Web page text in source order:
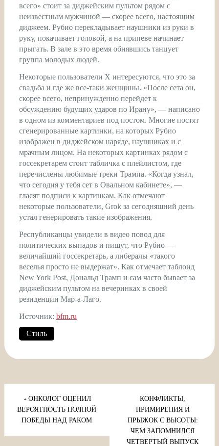
всего» стоит за диджейским пультом рядом с
неизвестным мужчиной — скорее всего, настоящим
диджеем. Рубио перекладывает наушники из руки в
руку, покачивает головой, а на припеве начинает
прыгать. В зале в это время обнявшись танцует
группа молодых людей.
Некоторые пользователи X интересуются, что это за
свадьба и где же все-таки женщины. «После сета он,
скорее всего, непринужденно перейдет к
обсуждению будущих ударов по Ирану», — написано
в одном из комментариев под постом. Многие постят
сгенерированные картинки, на которых Рубио
изображен в диджейском наряде, наушниках и с
мрачным лицом. На некоторых картинках рядом с
госсекретарем стоит табличка с плейлистом, где
перечислены любимые треки Трампа. «Когда узнал,
что сегодня у тебя сет в Овальном кабинете», —
гласят подписи к картинкам. Как отмечают
некоторые пользователи, Grok за сегодняшний день
устал генерировать такие изображения.
Республиканцы увидели в видео повод для
политических выпадов и пишут, что Рубио —
величайший госсекретарь, а либералы «такого
веселья просто не выдержат». Как отмечает таблоид
New York Post, Дональд Трамп и сам часто бывает за
диджейским пультом на вечеринках в своей
резиденции Мар-а-Лаго.
Источник: bfm.ru
Стиль
Навигация
по
записям
ОНКОЛОГ ОЦЕНИЛ
ВЕРОЯТНОСТЬ ПОЛНОЙ
ПОБЕДЫ НАД РАКОМ
КОНФЛИКТЫ,
ПРИМИРЕНИЯ И
ПРЫЖОК С ВЫСОТЫ:
ЧЕМ ЗАПОМНИЛСЯ
ЧЕТВЕРТЫЙ ВЫПУСК